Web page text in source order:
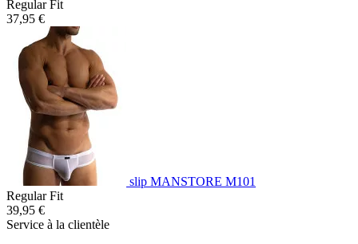
Regular Fit
37,95 €
slip MANSTORE M101
Regular Fit
39,95 €
Service à la clientèle